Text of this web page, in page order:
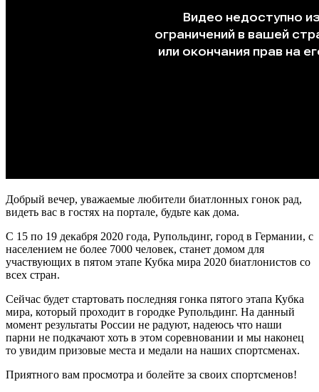
Добрый вечер, уважаемые любители биатлонных гонок рад,
видеть вас в гостях на портале, будьте как дома.
С 15 по 19 декабря 2020 года, Рупольдинг, город в Германии, с
населением не более 7000 человек, станет домом для
участвующих в пятом этапе Кубка мира 2020 биатлонистов со
всех стран.
Сейчас будет стартовать последняя гонка пятого этапа Кубка
мира, который проходит в городке Рупольдинг. На данный
момент результаты России не радуют, надеюсь что наши
парни не подкачают хоть в этом соревновании и мы наконец
то увидим призовые места и медали на наших спортсменах.
Приятного вам просмотра и болейте за своих спортсменов!